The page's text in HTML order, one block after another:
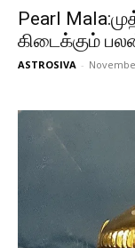
Pearl
கிடைக்கும்
ASTROSIVA -